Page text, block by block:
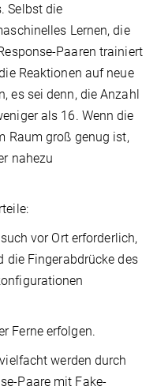
Selbst die
Lernen, die
Paaren trainiert
Reaktionen auf neue
es sei denn, die Anzahl
als 16. Wenn die
Raum groß genug ist,
nahezu
vor Ort erforderlich,
die Fingerabdrücke des
Ferne erfolgen.
werden durch
Paare mit Fake-